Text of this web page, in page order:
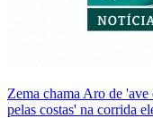
Zema chama Aro de
pelas costas' na corrida